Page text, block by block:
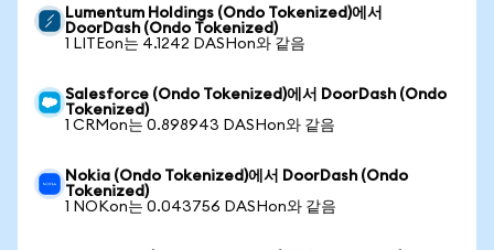
Lumentum Holdings (Ondo Tokenized)에서
DoorDash (Ondo Tokenized)
1 LITEon는 4.1242 DASHon와 같음
Salesforce (Ondo Tokenized)에서 DoorDash (Ondo
Tokenized)
1 CRMon는 0.898943 DASHon와 같음
Nokia (Ondo Tokenized)에서 DoorDash (Ondo
Tokenized)
1 NOKon는 0.043756 DASHon와 같음